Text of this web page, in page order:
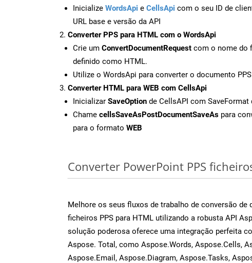
Inicialize WordsApi e CellsApi com o seu ID de
URL base e versão da API
Converter PPS para HTML com o WordsApi
Crie um ConvertDocumentRequest com o nome do
definido como HTML.
Utilize o WordsApi para converter o documento
Converter HTML para WEB com CellsApi
Inicializar SaveOption de CellsAPI com SaveFormat
Chame cellsSaveAsPostDocumentSaveAs para
para o formato WEB
Converter PowerPoint PPS
Melhore os seus fluxos de trabalho de conversão de
ficheiros PPS para HTML utilizando a robusta API
solução poderosa oferece uma integração perfeita
Aspose. Total, como Aspose.Words, Aspose.Cells,
Aspose.Email, Aspose.Diagram, Aspose.Tasks,